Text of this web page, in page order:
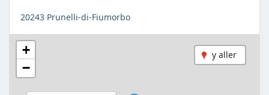
20243 Prunelli-di-Fiumorbo
y aller
+
−